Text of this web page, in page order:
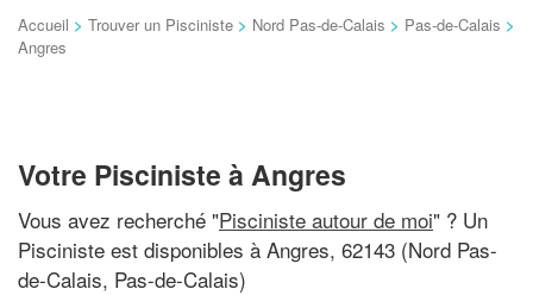
Accueil > Trouver un Pisciniste > Nord Pas-de-Calais > Pas-de-Calais >
Angres
Votre Pisciniste à Angres
Vous avez recherché "Pisciniste autour de moi" ? Un
Pisciniste est disponibles à Angres, 62143 (Nord Pas-
de-Calais, Pas-de-Calais)